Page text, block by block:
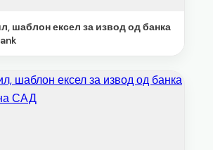
шаблон ексел за извод од банка